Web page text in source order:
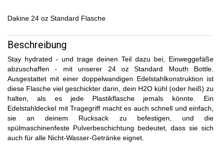
Dakine 24 oz Standard Flasche
Beschreibung
Stay hydrated - und trage deinen Teil dazu bei, Einweggefäße
abzuschaffen - mit unserer 24 oz Standard Mouth Bottle.
Ausgestattet mit einer doppelwandigen Edelstahlkonstruktion ist
diese Flasche viel geschickter darin, dein H2O kühl (oder heiß) zu
halten, als es jede Plastikflasche jemals könnte. Ein
Edelstahldeckel mit Tragegriff macht es auch schnell und einfach,
sie an deinem Rucksack zu befestigen, und die
spülmaschinenfeste Pulverbeschichtung bedeutet, dass sie sich
auch für alle Nicht-Wasser-Getränke eignet.